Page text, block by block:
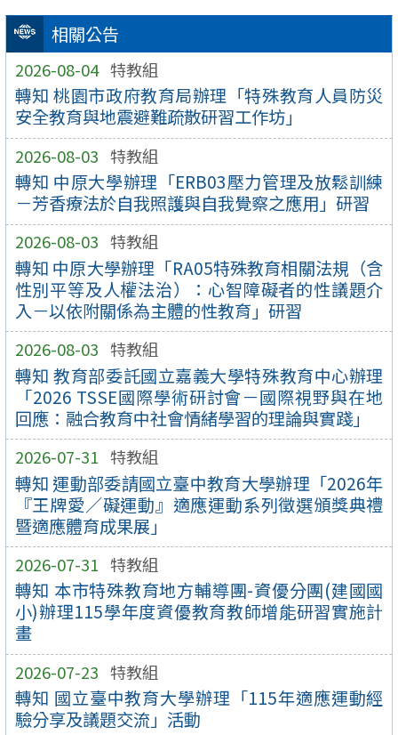
相關公告
2026-08-04 特教組
轉知 桃園市政府教育局辦理「特殊教育人員防災
安全教育與地震避難疏散研習工作坊」
2026-08-03 特教組
轉知 中原大學辦理「ERB03壓力管理及放鬆訓練
－芳香療法於自我照護與自我覺察之應用」研習
2026-08-03 特教組
轉知 中原大學辦理「RA05特殊教育相關法規（含
性別平等及人權法治）：心智障礙者的性議題介
入－以依附關係為主體的性教育」研習
2026-08-03 特教組
轉知 教育部委託國立嘉義大學特殊教育中心辦理
「2026 TSSE國際學術研討會－國際視野與在地
回應：融合教育中社會情緒學習的理論與實踐」
2026-07-31 特教組
轉知 運動部委請國立臺中教育大學辦理「2026年
『王牌愛／礙運動』適應運動系列徵選頒獎典禮
暨適應體育成果展」
2026-07-31 特教組
轉知 本市特殊教育地方輔導團-資優分團(建國國
小)辦理115學年度資優教育教師增能研習實施計
畫
2026-07-23 特教組
轉知 國立臺中教育大學辦理「115年適應運動經
驗分享及議題交流」活動